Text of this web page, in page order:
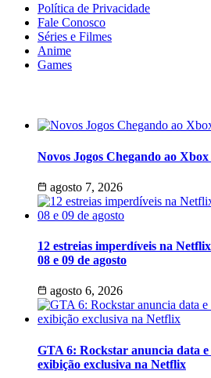
Política de Privacidade
Fale Conosco
Séries e Filmes
Anime
Games
Novos Jogos Chegando ao
agosto 7, 2026
12 estreias imperdíveis na
08 e 09 de agosto
agosto 6, 2026
GTA 6: Rockstar anuncia data
exibição exclusiva na Netflix